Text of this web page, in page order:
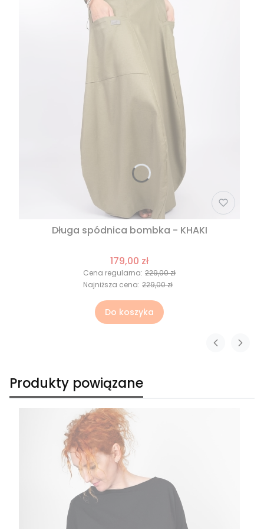
Długa spódnica bombka - KHAKI
179,00 zł
Cena regularna: 229,00 zł
Najniższa cena: 229,00 zł
Do koszyka
Produkty powiązane